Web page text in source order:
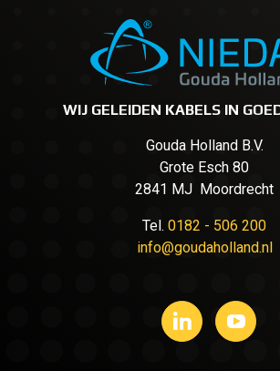
WIJ GELEIDEN KABELS IN
Gouda Holland B.V.
Grote Esch 80
2841 MJ Moordrecht
Tel. 0182 - 506 200
info@goudaholland.nl